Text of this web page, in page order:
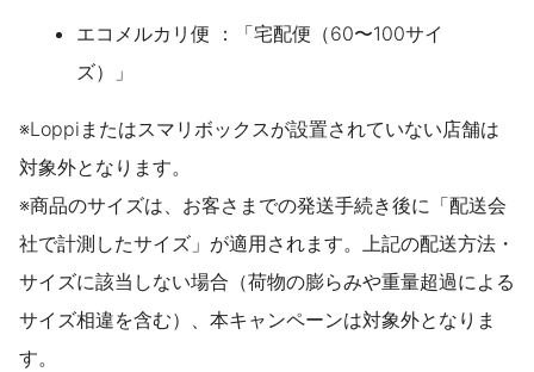
エコメルカリ便 ：「宅配便（60〜100サイ
ズ）」
※Loppiまたはスマリボックスが設置されていない店舗は
対象外となります。
※商品のサイズは、お客さまでの発送手続き後に「配送会
社で計測したサイズ」が適用されます。上記の配送方法・
サイズに該当しない場合（荷物の膨らみや重量超過による
サイズ相違を含む）、本キャンペーンは対象外となりま
す。